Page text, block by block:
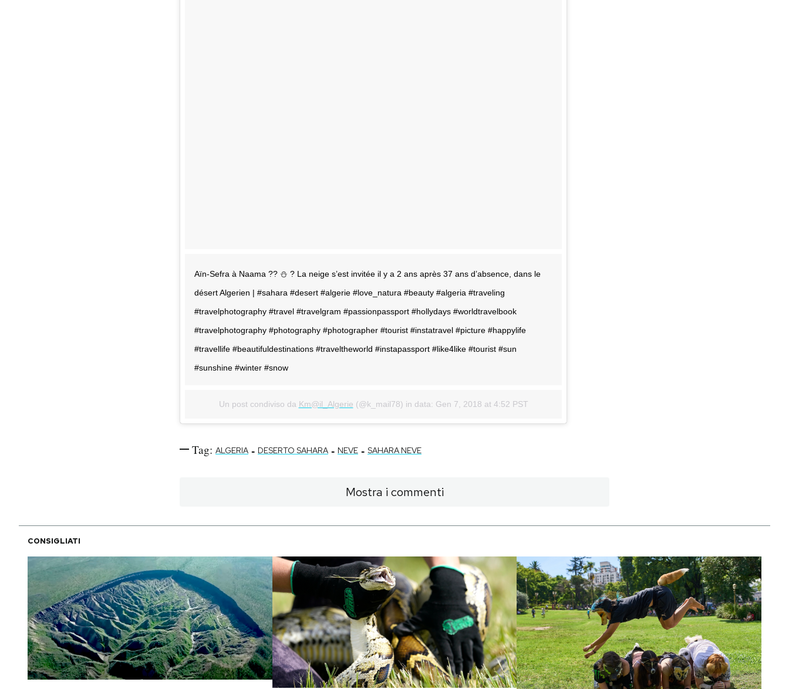
Aïn-Sefra à Naama ?? ⛄️ ? La neige s’est invitée il y a 2 ans après 37 ans d’absence, dans le
désert Algerien | #sahara #desert #algerie #love_natura #beauty #algeria #traveling
#travelphotography #travel #travelgram #passionpassport #hollydays #worldtravelbook
#travelphotography #photography #photographer #tourist #instatravel #picture #happylife
#travellife #beautifuldestinations #traveltheworld #instapassport #like4like #tourist #sun
#sunshine #winter #snow
Un post condiviso da Km@il_Algerie (@k_mail78) in data: Gen 7, 2018 at 4:52 PST
Tag: ALGERIA - DESERTO SAHARA - NEVE - SAHARA NEVE
Mostra i commenti
CONSIGLIATI